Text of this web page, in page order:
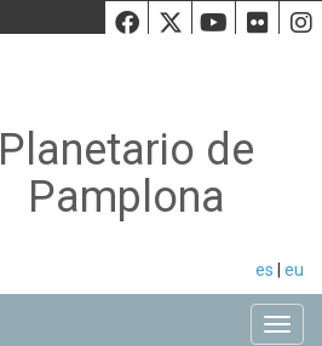
Facebook
Twiiter
Planetario de
Pamplona
es eu